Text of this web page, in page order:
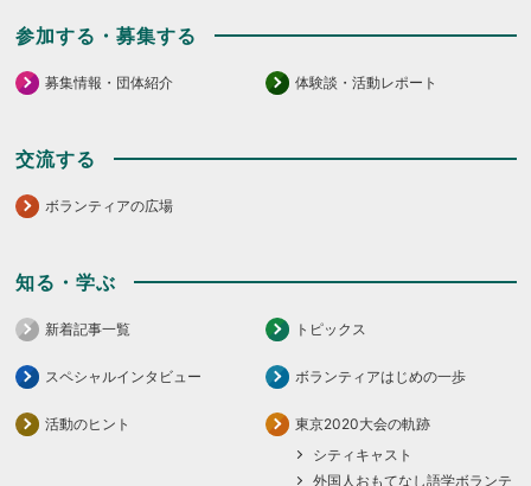
参加する・募集する
募集情報・団体紹介 体験談・活動レポート
交流する
ボランティアの広場
知る・学ぶ
新着記事一覧 トピックス
スペシャルインタビュー ボランティアはじめの一歩
活動のヒント
東京2020大会の軌跡
シティキャスト
外国人おもてなし語学ボランテ